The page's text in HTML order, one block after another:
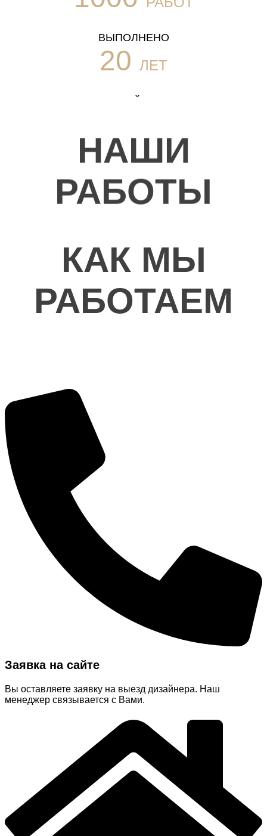
ВЫПОЛНЕНО
20 ЛЕТ
УСПЕШНОЙ РАБОТЫ
ДОВОЛЬНЫХ КЛИЕНТОВ
НАШИ
РАБОТЫ
КАК МЫ
РАБОТАЕМ
Заявка на сайте
Вы оставляете заявку на выезд дизайнера. Наш
менеджер связывается с Вами.